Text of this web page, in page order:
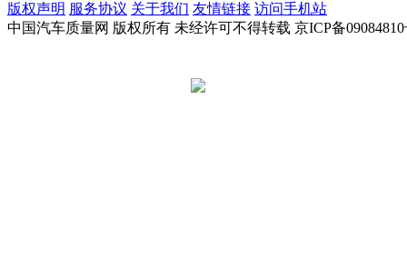
版权声明 服务协议 关于我们 友情链接 访问手机站
中国汽车质量网 版权所有 未经许可不得转载 京ICP备09084810